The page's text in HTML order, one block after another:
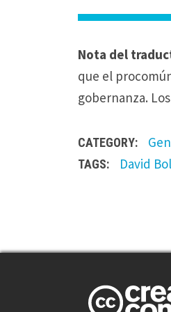
Nota del
que el
gobernanza.
CATEGORY:
TAGS: David